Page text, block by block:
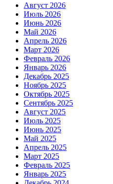
Август 2026
Июль 2026
Июнь 2026
Май 2026
Апрель 2026
Март 2026
Февраль 2026
Январь 2026
Декабрь 2025
Ноябрь 2025
Октябрь 2025
Сентябрь 2025
Август 2025
Июль 2025
Июнь 2025
Май 2025
Апрель 2025
Март 2025
Февраль 2025
Январь 2025